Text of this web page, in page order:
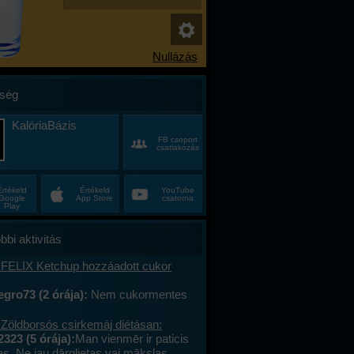
KalóriaBázis
FB csoport
csatlakozás
Play
Értékeld
App Store
YouTube
csatorna
aktivitás
Ketchup hozzáadott cukor
(2 órája): Nem cukormentes
csirkemáj diétásan:
(5 órája):Man vienmēr ir paticis